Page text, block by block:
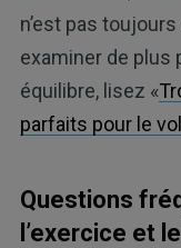
n’est pas
examiner de plus
équilibre, lisez «
parfaits pour le
Questions
l’exercice et